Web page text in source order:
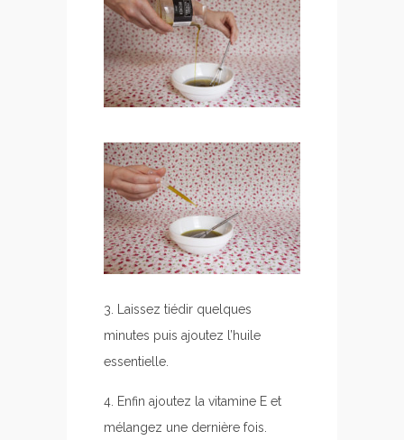
3. Laissez tiédir quelques
minutes puis ajoutez l’huile
essentielle.
4. Enfin ajoutez la vitamine E et
mélangez une dernière fois.